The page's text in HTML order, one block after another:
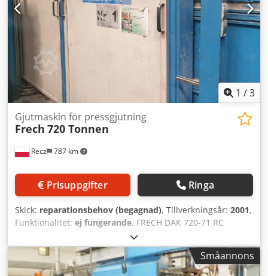
1 /3
Recz 787 km
Gjutmaskin för pressgjutning
Frech 720 Tonnen
Prisuppgifter Ringa
Skick: reparationsbehov (begagnad), Tillverkningsår: 2001,
Funktionalitet: ej fungerande, FRECH DAK 720-71 RC
tryckgjutningsmaskin, begagnad Maskinnummer 440403,
låskraft 8000 kN, låsslag 825 mm, utstötningskraft 364 kN,
utstötarslag 180 mm, formhöjd 350 till 1000 mm,
maskinbord 1300 x 1300 mm, pelaravstånd 825 mm,
Småannons